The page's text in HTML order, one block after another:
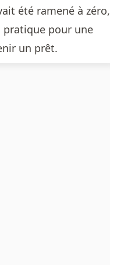
été ramené à zéro,
pratique pour une
un prêt.